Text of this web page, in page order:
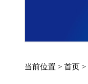
当前位置 > 首页 >